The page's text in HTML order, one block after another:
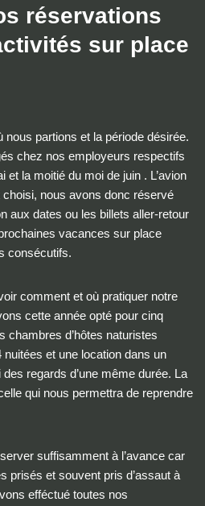
réservations
sur place
partions et la période désirée.
chez nos employeurs respectifs
et la moitié du moi de juin . L’avion
nous avons donc réservé
aux dates ou les billets aller-retour
vacances sur place
consécutifs.
comment et où pratiquer notre
cette année opté pour cinq
chambres d’hôtes naturistes
nuitées et une location dans un
regards d’une même durée. La
qui nous permettra de reprendre
suffisamment à l’avance car
prisés et souvent pris d’assaut à
efféctué toutes nos